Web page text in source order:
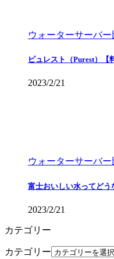
ウォーターサーバー
ピュレスト（Purest）【
2023/2/21
ウォーターサーバー
富士おいしい水ってどう
2023/2/21
カテゴリー
カテゴリー